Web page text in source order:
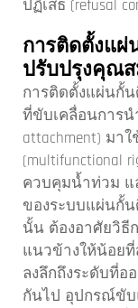
ปฏิเสธ (refusal
การติดตั้งแผ่
ปรับปรุงคุณ
การติดตั้งแผ่นกั้น
ที่ขับเคลื่อนการน
attachment) มา
(multifunctional
ควบคุมน้ำท่วม แ
ของระบบแผ่นกั้
นั้น ต้องอาศัยวิธี
แนวข้างให้น้อย
ลงลึกถึงระดับที่
กันไป อุปกรณ์ขับ